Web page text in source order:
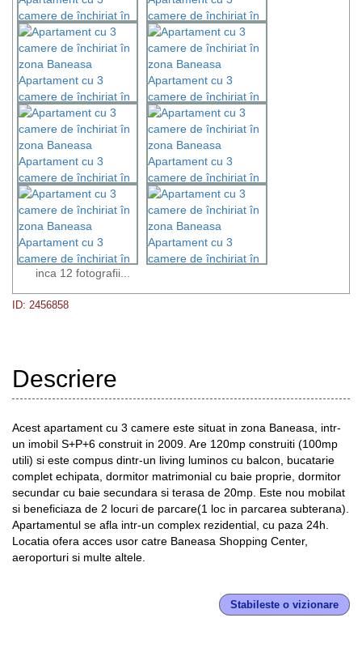
inca 12 fotografii...
ID: 2456858
Descriere
Acest apartament cu 3 camere este situat in zona Baneasa, intr-
un imobil S+P+6 construit in 2009. Are 120mp construiti (100mp
utili) si este compus dintr-un living luminos cu balcon, bucatarie
complet echipata, dormitor matrimonial cu baie proprie, dormitor
secundar cu baie secundara si terasa de 20mp. Este nou mobilat
si beneficiaza de 2 locuri de parcare(1 loc in parcarea subterana).
Apartamentul se afla intr-un complex rezidential, cu paza 24h.
Locatia ofera acces usor catre Baneasa Shopping Center,
aeroporturi si multe altele.
Stabileste o vizionare